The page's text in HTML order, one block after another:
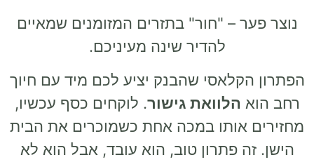
נוצר פער – "חור" בתזרים המזומנים שמאיים
להדיר שינה מעיניכם.
הפתרון הקלאסי שהבנק יציע לכם מיד עם חיוך
רחב הוא הלוואת גישור. לוקחים כסף עכשיו,
מחזירים אותו במכה אחת כשמוכרים את הבית
הישן. זה פתרון טוב, הוא עובד, אבל הוא לא